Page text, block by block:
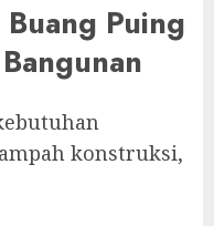
Buang Puing
konstruksi,